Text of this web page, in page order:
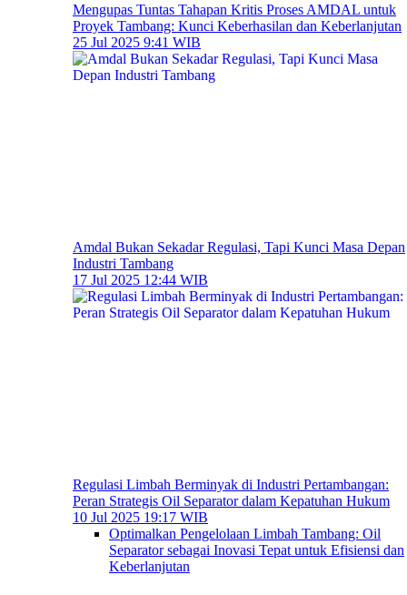
Mengupas Tuntas Tahapan Kritis Proses AMDAL untuk
Proyek Tambang: Kunci Keberhasilan dan Keberlanjutan
25 Jul 2025 9:41 WIB
Amdal Bukan Sekadar Regulasi, Tapi Kunci Masa Depan
Industri Tambang
17 Jul 2025 12:44 WIB
Regulasi Limbah Berminyak di Industri Pertambangan:
Peran Strategis Oil Separator dalam Kepatuhan Hukum
10 Jul 2025 19:17 WIB
Optimalkan Pengelolaan Limbah Tambang: Oil
Separator sebagai Inovasi Tepat untuk Efisiensi dan
Keberlanjutan